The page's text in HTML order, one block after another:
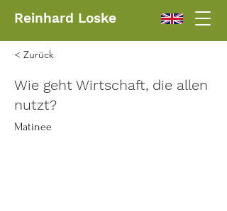
Reinhard Loske
< Zurück
Wie geht Wirtschaft, die allen
nutzt?
Matinee